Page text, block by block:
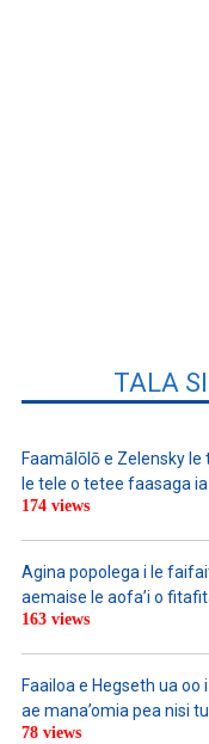
TALA
Faamālōlō e Zelensky le
le tele o tetee faasaga
174 views
Agina popolega i le
aemaise le aofa’i o
163 views
Faailoa e Hegseth ua oo
ae mana’omia pea nisi
78 views